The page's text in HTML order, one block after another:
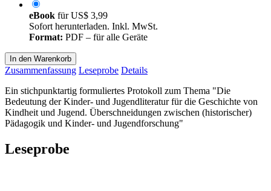
eBook fürUS$ 3,99
Sofort herunterladen. Inkl. MwSt.
Format: PDF – für alle Geräte
In den Warenkorb
Zusammenfassung Leseprobe Details
Ein stichpunktartig formuliertes Protokoll zum Thema "Die
Bedeutung der Kinder- und Jugendliteratur für die Geschichte von
Kindheit und Jugend. Überschneidungen zwischen (historischer)
Pädagogik und Kinder- und Jugendforschung"
Leseprobe